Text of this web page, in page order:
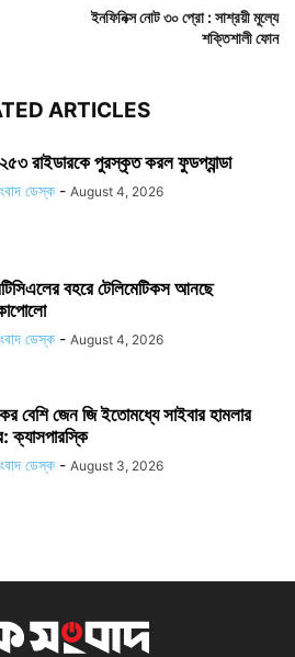
ইনফিনিক্স নোট ৩০ প্রো : সাশ্রয়ী মূল্যে
শক্তিশালী ফোন
ARTICLES
রাইডারকে পুরস্কৃত করল ফুডপ্যান্ডা
ডেস্ক - August 4, 2026
বহরে টেলিমেটিকস আনছে
ডেস্ক - August 4, 2026
বেশি জেন জি ইতোমধ্যে সাইবার হামলার
ক্যাসপারস্কি
ডেস্ক - August 3, 2026